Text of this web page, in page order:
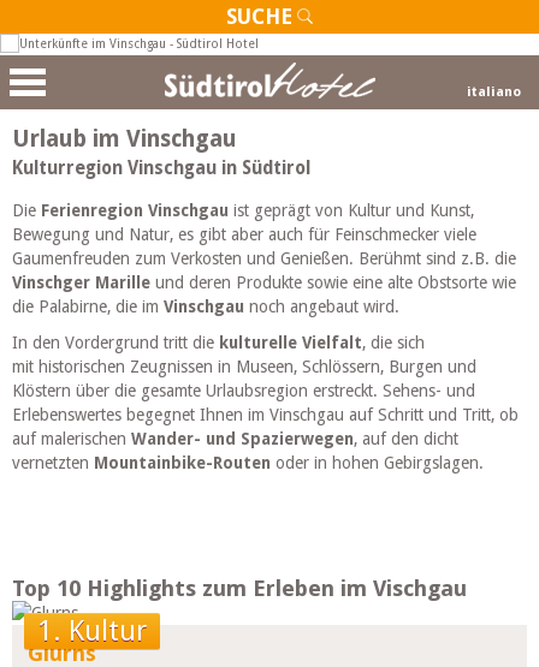
SUCHE
italiano
Urlaub im Vinschgau
Kulturregion Vinschgau in Südtirol
Die Ferienregion Vinschgau ist geprägt von Kultur und Kunst,
Bewegung und Natur, es gibt aber auch für Feinschmecker viele
Gaumenfreuden zum Verkosten und Genießen. Berühmt sind z.B. die
Vinschger Marille und deren Produkte sowie eine alte Obstsorte wie
die Palabirne, die im Vinschgau noch angebaut wird.
In den Vordergrund tritt die kulturelle Vielfalt, die sich
mit historischen Zeugnissen in Museen, Schlössern, Burgen und
Klöstern über die gesamte Urlaubsregion erstreckt. Sehens- und
Erlebenswertes begegnet Ihnen im Vinschgau auf Schritt und Tritt, ob
auf malerischen Wander- und Spazierwegen, auf den dicht
vernetzten Mountainbike-Routen oder in hohen Gebirgslagen.
Top 10 Highlights zum Erleben im Vischgau
1. Kultur
Glurns